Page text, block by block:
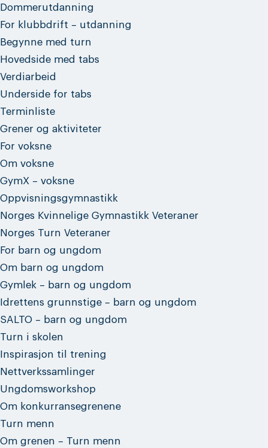
Dommerutdanning
For klubbdrift – utdanning
Begynne med turn
Hovedside med tabs
Verdiarbeid
Underside for tabs
Terminliste
Grener og aktiviteter
For voksne
Om voksne
GymX – voksne
Oppvisningsgymnastikk
Norges Kvinnelige Gymnastikk Veteraner
Norges Turn Veteraner
For barn og ungdom
Om barn og ungdom
Gymlek – barn og ungdom
Idrettens grunnstige – barn og ungdom
SALTO – barn og ungdom
Turn i skolen
Inspirasjon til trening
Nettverkssamlinger
Ungdomsworkshop
Om konkurransegrenene
Turn menn
Om grenen – Turn menn